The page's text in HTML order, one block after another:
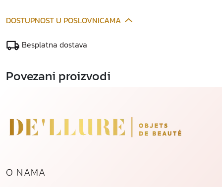
š
i
c
k
č
DOSTUPNOST U POSLOVNICAMA
Besplatna dostava
Povezani proizvodi
O NAMA